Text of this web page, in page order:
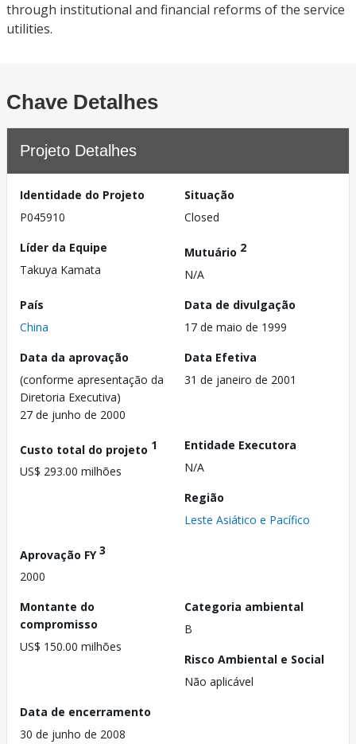
through institutional and financial reforms of the service
utilities.
Chave Detalhes
Projeto Detalhes
Identidade do Projeto
P045910
Situação
Closed
Líder da Equipe
Takuya Kamata
Mutuário 2
N/A
País
China
Data de divulgação
17 de maio de 1999
Data da aprovação
(conforme apresentação da
Diretoria Executiva)
27 de junho de 2000
Data Efetiva
31 de janeiro de 2001
Custo total do projeto 1
US$ 293.00 milhões
Entidade Executora
N/A
Região
Leste Asiático e Pacífico
Aprovação FY3
2000
Montante do
compromisso
US$ 150.00 milhões
Categoria ambiental
B
Risco Ambiental e Social
Não aplicável
Data de encerramento
30 de junho de 2008